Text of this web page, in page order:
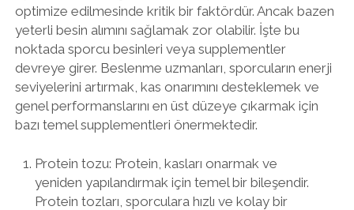
optimize edilmesinde kritik bir faktördür. Ancak bazen
yeterli besin alımını sağlamak zor olabilir. İşte bu
noktada sporcu besinleri veya supplementler
devreye girer. Beslenme uzmanları, sporcuların enerji
seviyelerini artırmak, kas onarımını desteklemek ve
genel performanslarını en üst düzeye çıkarmak için
bazı temel supplementleri önermektedir.
Protein tozu: Protein, kasları onarmak ve
yeniden yapılandırmak için temel bir bileşendir.
Protein tozları, sporculara hızlı ve kolay bir